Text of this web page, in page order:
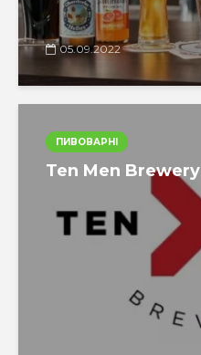
05.09.2022
ПИВОВАРНІ
Ten Men Brewery